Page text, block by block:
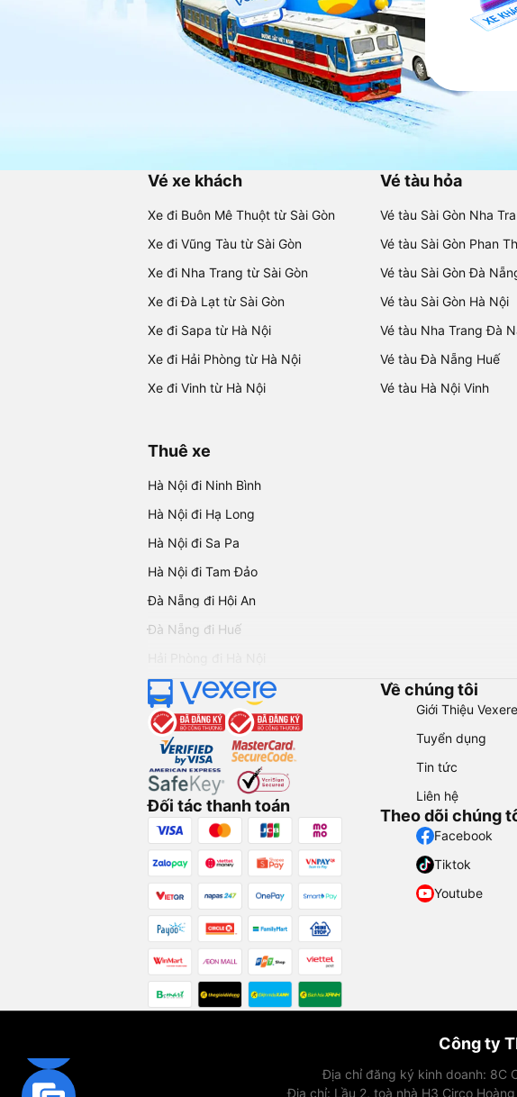
Vé xe khách
Xe đi Buôn Mê Thuột từ Sài Gòn
Xe đi Vũng Tàu từ Sài Gòn
Xe đi Nha Trang từ Sài Gòn
Xe đi Đà Lạt từ Sài Gòn
Xe đi Sapa từ Hà Nội
Xe đi Hải Phòng từ Hà Nội
Xe đi Vinh từ Hà Nội
Vé tàu hỏa
Vé tàu Sài Gòn Nha
Vé tàu Sài Gòn Phan
Vé tàu Sài Gòn Đà
Vé tàu Sài Gòn Hà Nội
Vé tàu Nha Trang Đà
Vé tàu Đà Nẵng Huế
Vé tàu Hà Nội Vinh
Thuê xe
Hà Nội đi Ninh Bình
Hà Nội đi Hạ Long
Hà Nội đi Sa Pa
Hà Nội đi Tam Đảo
Đà Nẵng đi Hội An
Đà Nẵng đi Huế
Đối tác thanh toán
Về chúng tôi
Giới Thiệu
Tuyển dụng
Tin tức
Liên hệ
Theo dõi chúng
Facebook
Tiktok
Youtube
Công ty
Địa chỉ đăng ký kinh doanh: 8C
Địa chỉ: Lầu 2, toà nhà H3 Circo